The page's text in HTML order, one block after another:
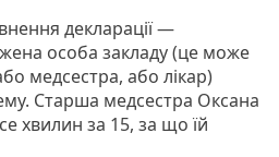
декларації —
особа закладу (це може
медсестра, або лікар)
Старша медсестра Оксана
хвилин за 15, за що їй